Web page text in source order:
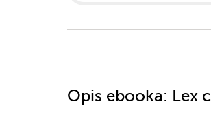
Opis ebooka: Lex